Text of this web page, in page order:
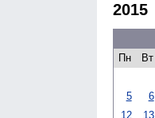
2015
Пн
Вт
5
6
12
13